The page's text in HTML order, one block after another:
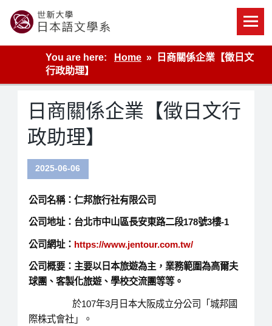
content
世新大學教學單位的網站
You are here:
Home
日商關係企業【徵日文
行政助理】
日商關係企業【徵日文行
政助理】
2025-06-06
公司名稱：仁邦旅行社有限公司
公司地址：台北市中山區長安東路二段178號3樓-1
公司網址： https://www.jentour.com.tw/
公司概要：主要以日本旅遊為主，業務範圍為高爾夫
球團、客製化旅遊、學校交流團等等。
於107年3月日本大阪成立分公司「城邦國
際株式會社」。